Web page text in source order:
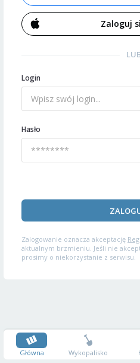
Zaloguj
Login
Hasło
Zalogowanie oznacza akceptację
aktualnym brzmieniu. Jeśli nie
prosimy o niekorzystanie z serwisu.
Główna Wykopalisko